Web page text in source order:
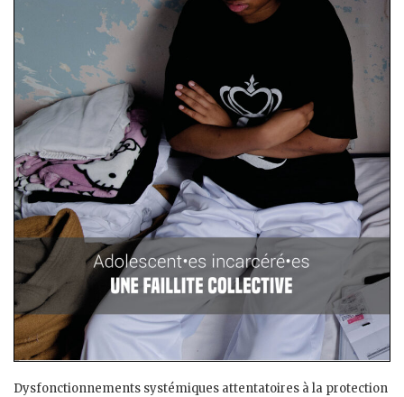
Dysfonctionnements systémiques attentatoires à la protection